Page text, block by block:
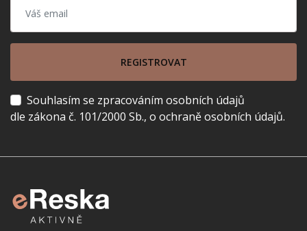
REGISTROVAT
Souhlasím se zpracováním osobních údajů
dle zákona č. 101/2000 Sb., o ochraně osobních údajů.